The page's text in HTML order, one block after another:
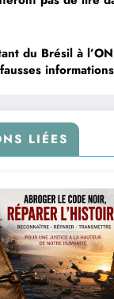
du Brésil à
LIÉES